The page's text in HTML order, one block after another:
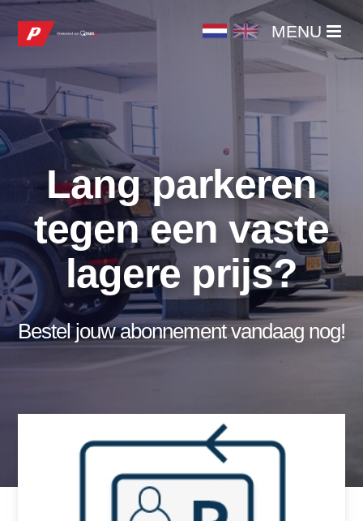
MENU
HOME
PRODUCTEN
BESTEL DIRECT
ABONNEMENT WIJZIGEN / OPZEGGEN
MENU
Lang parkeren
tegen een vaste
lagere prijs?
Bestel jouw abonnement vandaag nog!